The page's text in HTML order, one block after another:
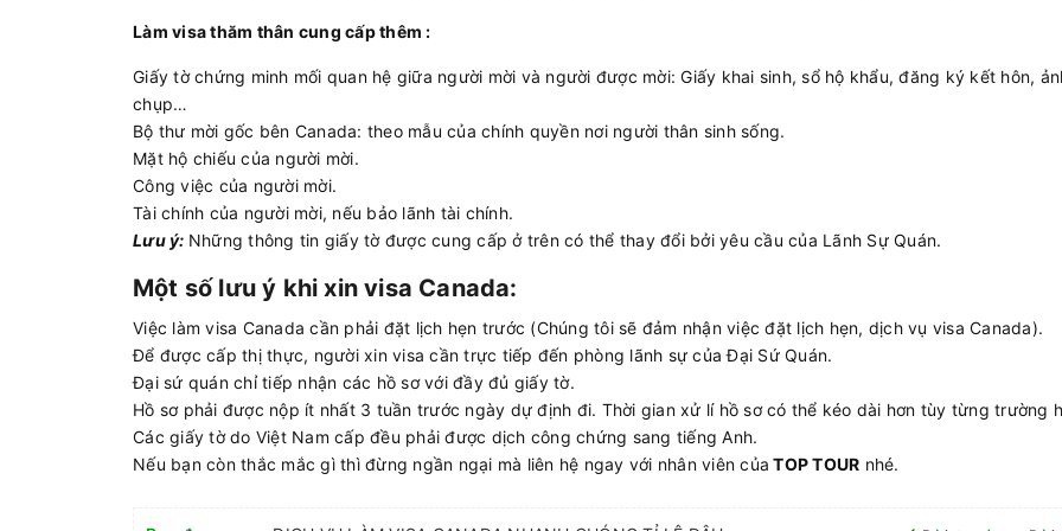
Làm visa thăm thân cung cấp thêm :
Giấy tờ chứng minh mối quan hệ giữa người mời và người được mời: Giấy khai sinh, sổ hộ khẩu, đăng ký kết hôn,
chụp…
Bộ thư mời gốc bên Canada: theo mẫu của chính quyền nơi người thân sinh sống.
Mặt hộ chiếu của người mời.
Công việc của người mời.
Tài chính của người mời, nếu bảo lãnh tài chính.
Lưu ý: Những thông tin giấy tờ được cung cấp ở trên có thể thay đổi bởi yêu cầu của Lãnh Sự Quán.
Một số lưu ý khi xin visa Canada:
Việc làm visa Canada cần phải đặt lịch hẹn trước (Chúng tôi sẽ đảm nhận việc đặt lịch hẹn, dịch vụ visa Canada).
Để được cấp thị thực, người xin visa cần trực tiếp đến phòng lãnh sự của Đại Sứ Quán.
Đại sứ quán chỉ tiếp nhận các hồ sơ với đầy đủ giấy tờ.
Hồ sơ phải được nộp ít nhất 3 tuần trước ngày dự định đi. Thời gian xử lí hồ sơ có thể kéo dài hơn tùy từng trường
Các giấy tờ do Việt Nam cấp đều phải được dịch công chứng sang tiếng Anh.
Nếu bạn còn thắc mắc gì thì đừng ngần ngại mà liên hệ ngay với nhân viên của TOP TOUR nhé.